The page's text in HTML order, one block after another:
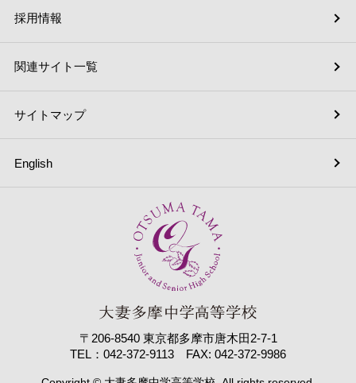
採用情報
English
関連サイト一覧
サイトマップ
〒206-8540 東京都多摩市唐木田2-7-1
TEL：042-372-9113 FAX: 042-372-9986